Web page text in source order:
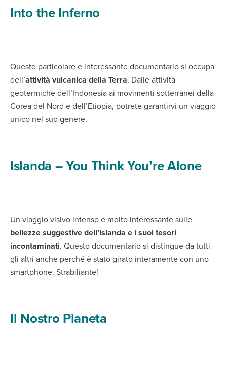
Into the Inferno
Questo particolare e interessante documentario si occupa
dell’attività vulcanica della Terra. Dalle attività
geotermiche dell’Indonesia ai movimenti sotterranei della
Corea del Nord e dell’Etiopia, potrete garantirvi un viaggio
unico nel suo genere.
Islanda – You Think You’re Alone
Un viaggio visivo intenso e molto interessante sulle
bellezze suggestive dell’Islanda e i suoi tesori
incontaminati. Questo documentario si distingue da tutti
gli altri anche perché è stato girato interamente con uno
smartphone. Strabiliante!
Il Nostro Pianeta